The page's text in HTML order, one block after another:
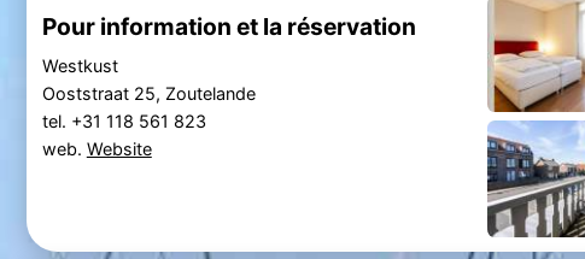
Pour information et la réservation
Westkust
Ooststraat 25, Zoutelande
tel. +31 118 561 823
web. Website